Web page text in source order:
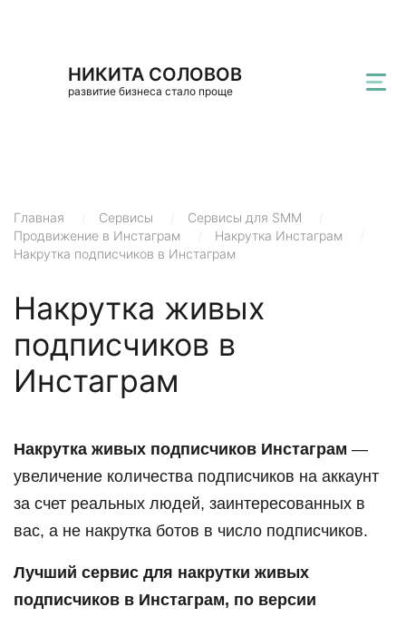
НИКИТА СОЛОВОВ
развитие бизнеса стало проще
Главная Сервисы Сервисы для SMM
Продвижение в Инстаграм
Накрутка Инстаграм
Накрутка подписчиков в Инстаграм
Накрутка живых
подписчиков в
Инстаграм
Накрутка живых подписчиков Инстаграм —
увеличение количества подписчиков на аккаунт
за счет реальных людей, заинтересованных в
вас, а не накрутка ботов в число подписчиков.
Лучший сервис для накрутки живых
подписчиков в Инстаграм, по версии